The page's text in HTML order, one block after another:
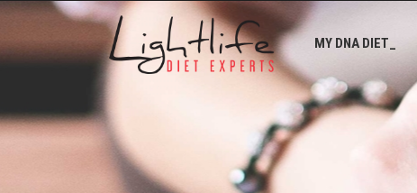
MY DNA DIET_